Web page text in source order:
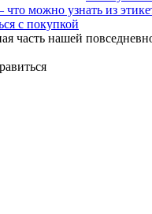
что можно узнать из
с покупкой
часть нашей